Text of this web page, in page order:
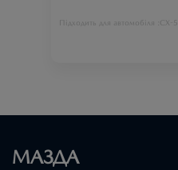
Підходить для автомобіля : CX-5;
МАЗДА